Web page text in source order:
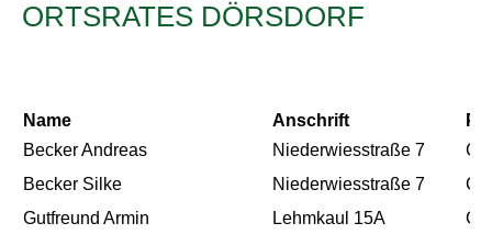
ORTSRATES DÖRSDORF
Name Anschrift
Becker Andreas
Niederwiesstraße 7
Becker Silke
Niederwiesstraße 7
Gutfreund Armin
Lehmkaul 15A